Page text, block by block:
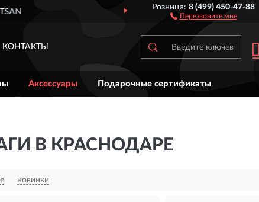
ПО ВСЕЙ РОССИИ
Розница:8 (499) 450-47-88
Перезвоните мне
КОНТАКТЫ
Аксессуары Подарочные сертификаты
В КРАСНОДАРЕ
новинки